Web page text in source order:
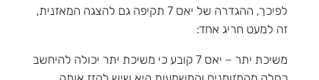
לפיכך, ההגדרה של יאס 7 תקיפה גם להצגה המאזנית,
זה למעט חריג אחד:
משיכת יתר – יאס 7 קובע כי משיכת יתר יכולה להיחשב